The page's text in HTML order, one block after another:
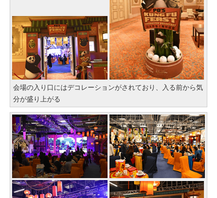
会場の入り口にはデコレーションがされており、入る前から気
分が盛り上がる